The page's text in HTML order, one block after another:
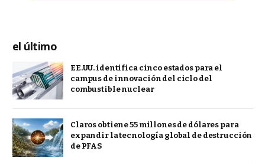
el último
EE.UU. identifica cinco estados para el
campus de innovación del ciclo del
combustible nuclear
Claros obtiene 55 millones de dólares para
expandir la tecnología global de destrucción
de PFAS